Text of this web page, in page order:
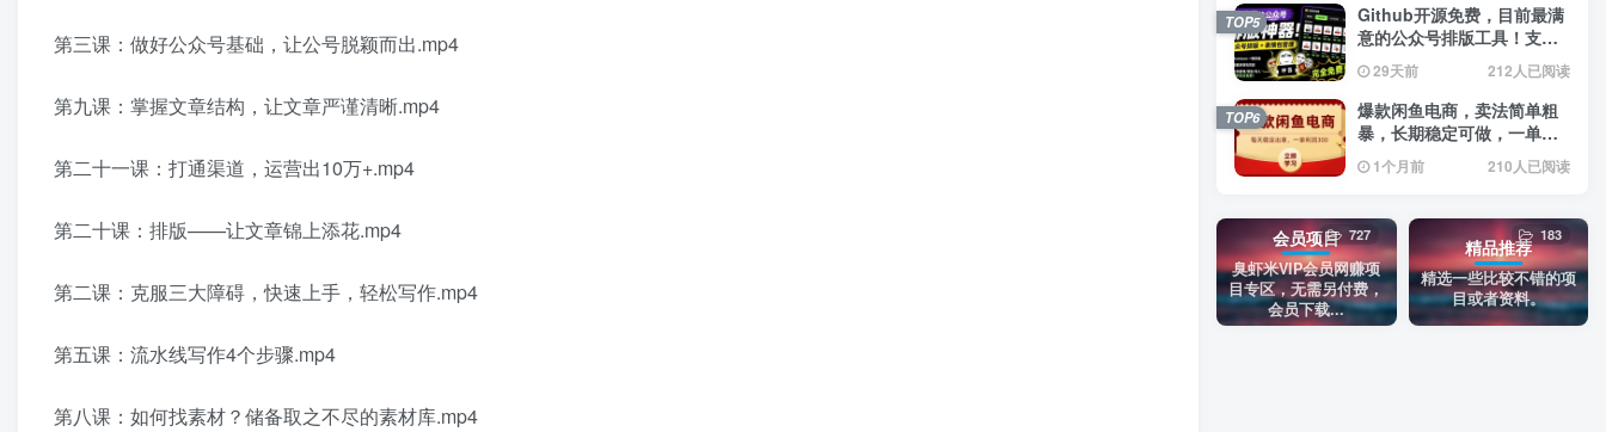
第三课：做好公众号基础，让公号脱颖而出.mp4
第九课：掌握文章结构，让文章严谨清晰.mp4
第二十一课：打通渠道，运营出10万+.mp4
第二十课：排版——让文章锦上添花.mp4
第二课：克服三大障碍，快速上手，轻松写作.mp4
第五课：流水线写作4个步骤.mp4
第八课：如何找素材？储备取之不尽的素材库.mp4
Github开源免费，目前最满
意的公众号排版工具！支持
实时预览，排版超美观且带
表情包管理功能
29天前 212人已阅读
TOP5
爆款闲鱼电商，卖法简单粗
暴，长期稳定可做，一单利
润300
1个月前 210人已阅读
TOP6
会员项目
臭虾米VIP会员网赚项
目专区，无需另付费，
会员下载...
727
精品推荐
精选一些比较不错的项
目或者资料。
183